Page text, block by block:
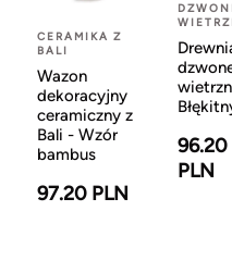
CERAMIKA Z
BALI
Wazon
dekoracyjny
ceramiczny z
Bali - Wzór
bambus
97.20 PLN
96.20
PLN